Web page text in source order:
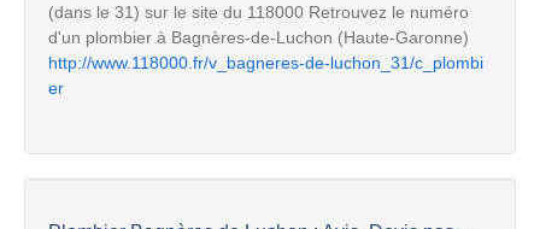
(dans le 31) sur le site du 118000 Retrouvez le numéro
d'un plombier à Bagnères-de-Luchon (Haute-Garonne)
http://www.118000.fr/v_bagneres-de-luchon_31/c_plombi
er